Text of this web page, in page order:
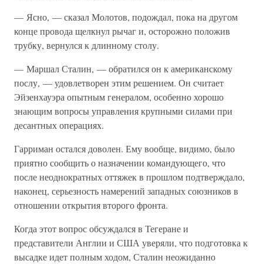
— Ясно, — сказал Молотов, подождал, пока на другом
конце провода щелкнул рычаг и, осторожно положив
трубку, вернулся к длинному столу.
— Маршал Сталин, — обратился он к американскому
послу, — удовлетворен этим решением. Он считает
Эйзенхауэра опытным генералом, особенно хорошо
знающим вопросы управления крупными силами при
десантных операциях.
Гарриман остался доволен. Ему вообще, видимо, было
приятно сообщить о назначении командующего, что
после неоднократных оттяжек в прошлом подтверждало,
наконец, серьезность намерений западных союзников в
отношении открытия второго фронта.
Когда этот вопрос обсуждался в Тегеране и
представители Англии и США уверяли, что подготовка к
высадке идет полным ходом, Сталин неожиданно